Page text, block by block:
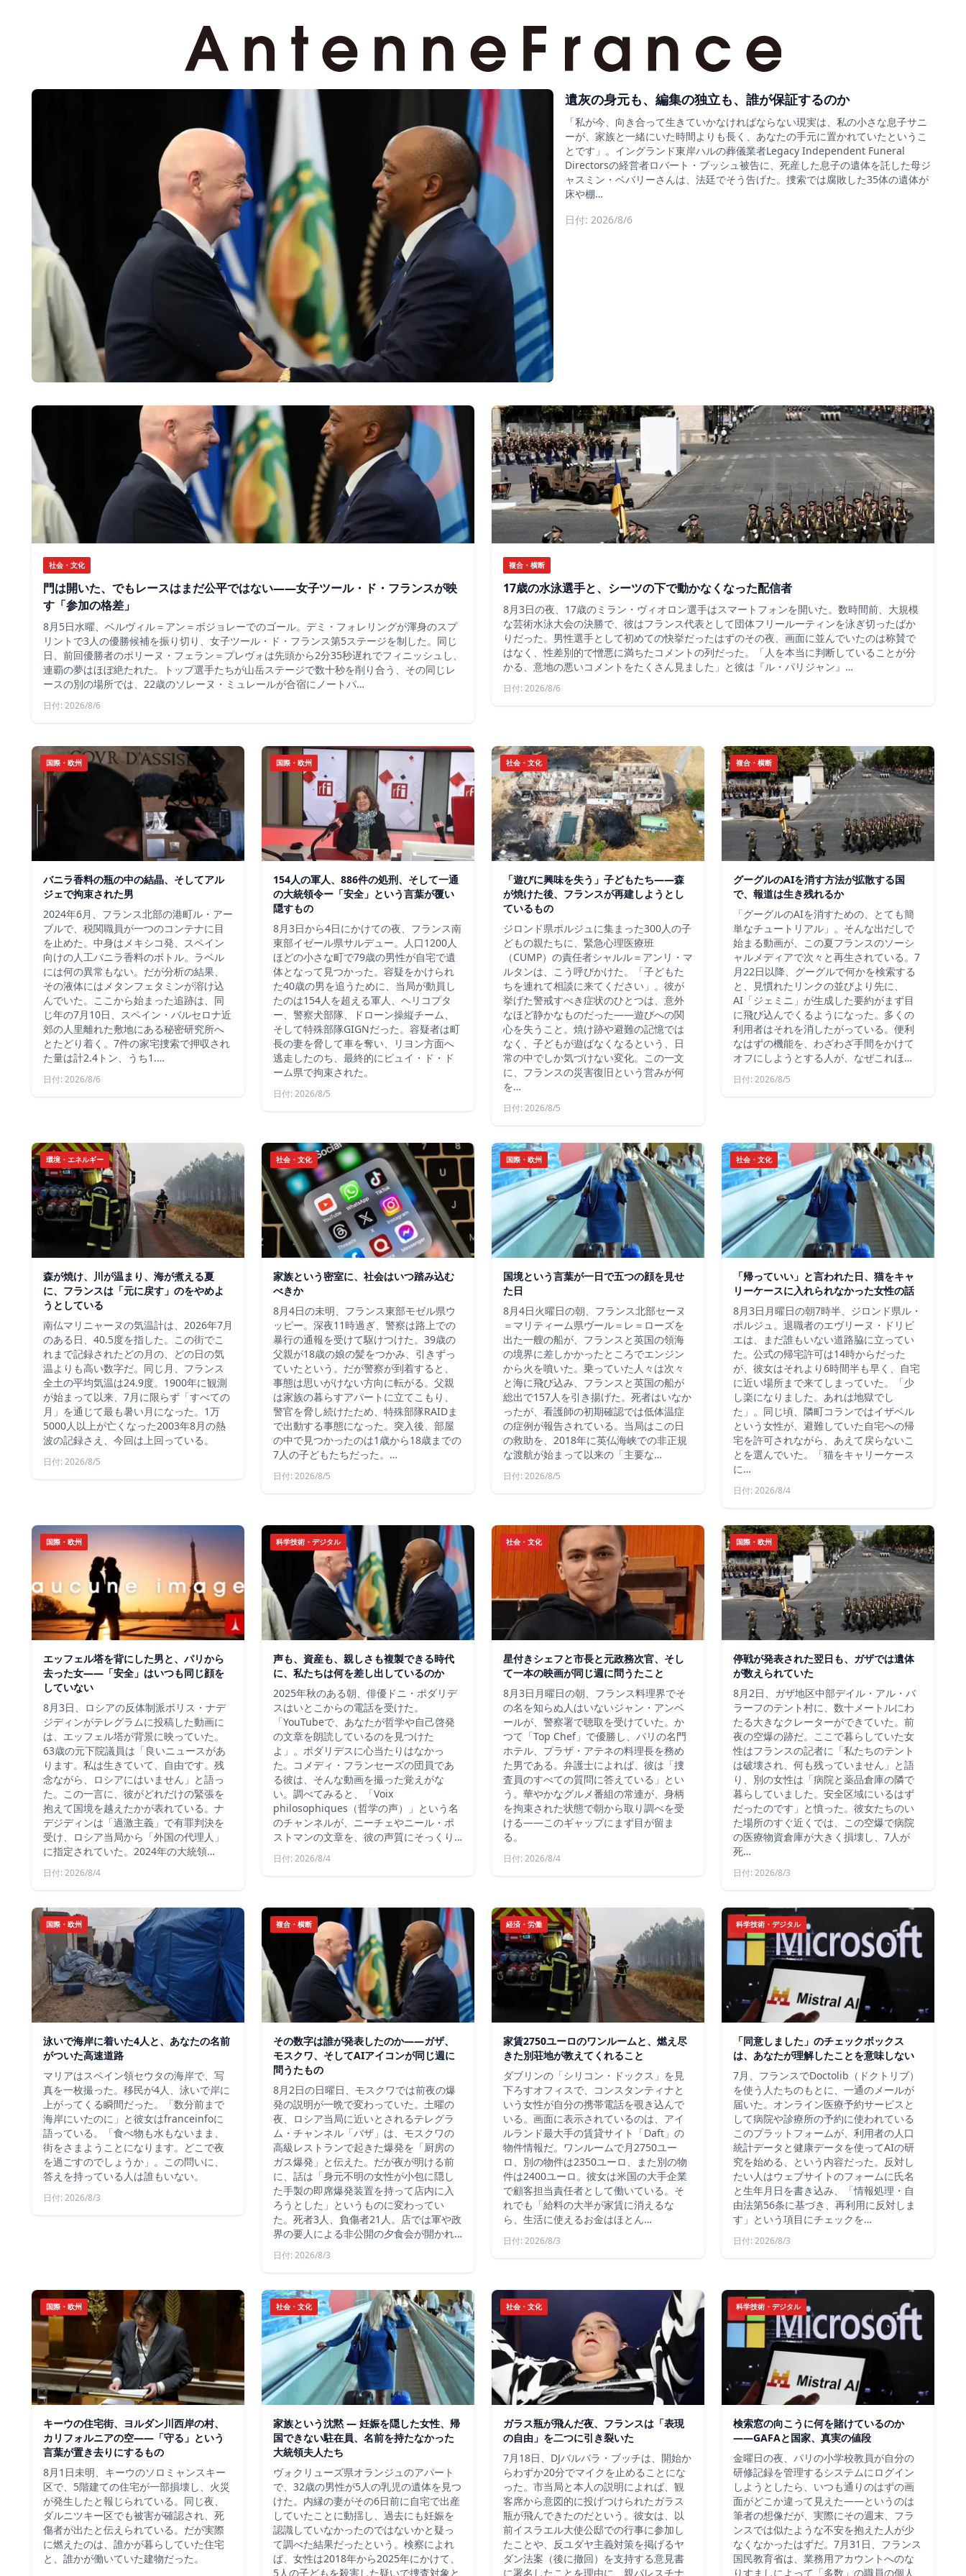
遺灰の身元も、編集の独立も、誰が保証するのか
「私が今、向き合って生きていかなければならない現実は、私の小さな息子サニ
ーが、家族と一緒にいた時間よりも長く、あなたの手元に置かれていたというこ
とです」。イングランド東岸ハルの葬儀業者Legacy Independent Funeral
Directorsの経営者ロバート・ブッシュ被告に、死産した息子の遺体を託した母ジ
ャスミン・ベバリーさんは、法廷でそう告げた。捜索では腐敗した35体の遺体が
床や棚…
日付: 2026/8/6
社会・文化
門は開いた、でもレースはまだ公平ではない――女子ツール・ド・フランスが映
す「参加の格差」
8月5日水曜、ベルヴィル＝アン＝ボジョレーでのゴール。デミ・フォレリングが渾身のスプ
リントで3人の優勝候補を振り切り、女子ツール・ド・フランス第5ステージを制した。同じ
日、前回優勝者のポリーヌ・フェラン＝プレヴォは先頭から2分35秒遅れでフィニッシュし、
連覇の夢はほぼ絶たれた。トップ選手たちが山岳ステージで数十秒を削り合う、その同じレ
ースの別の場所では、22歳のソレーヌ・ミュレールが合宿にノートパ…
日付: 2026/8/6
複合・横断
17歳の水泳選手と、シーツの下で動かなくなった配信者
8月3日の夜、17歳のミラン・ヴィオロン選手はスマートフォンを開いた。数時間前、大規模
な芸術水泳大会の決勝で、彼はフランス代表として団体フリールーティンを泳ぎ切ったばか
りだった。男性選手として初めての快挙だったはずのその夜、画面に並んでいたのは称賛で
はなく、性差別的で憎悪に満ちたコメントの列だった。「人を本当に判断していることが分
かる、意地の悪いコメントをたくさん見ました」と彼は『ル・パリジャン』…
日付: 2026/8/6
国際・欧州
バニラ香料の瓶の中の結晶、そしてアル
ジェで拘束された男
2024年6月、フランス北部の港町ル・アー
ブルで、税関職員が一つのコンテナに目
を止めた。中身はメキシコ発、スペイン
向けの人工バニラ香料のボトル。ラベル
には何の異常もない。だが分析の結果、
その液体にはメタンフェタミンが溶け込
んでいた。ここから始まった追跡は、同
じ年の7月10日、スペイン・バルセロナ近
郊の人里離れた敷地にある秘密研究所へ
とたどり着く。7件の家宅捜索で押収され
た量は計2.4トン、うち1.…
日付: 2026/8/6
国際・欧州
154人の軍人、886件の処刑、そして一通
の大統領令ー「安全」という言葉が覆い
隠すもの
8月3日から4日にかけての夜、フランス南
東部イゼール県サルデュー。人口1200人
ほどの小さな町で79歳の男性が自宅で遺
体となって見つかった。容疑をかけられ
た40歳の男を追うために、当局が動員し
たのは154人を超える軍人、ヘリコプタ
ー、警察犬部隊、ドローン操縦チーム、
そして特殊部隊GIGNだった。容疑者は町
長の妻を脅して車を奪い、リヨン方面へ
逃走したのち、最終的にピュイ・ド・ド
ーム県で拘束された。
日付: 2026/8/5
社会・文化
「遊びに興味を失う」子どもたち——森
が焼けた後、フランスが再建しようとし
ているもの
ジロンド県ポルジュに集まった300人の子
どもの親たちに、緊急心理医療班
（CUMP）の責任者シャルル＝アンリ・マ
ルタンは、こう呼びかけた。「子どもた
ちを連れて相談に来てください」。彼が
挙げた警戒すべき症状のひとつは、意外
なほど静かなものだった――遊びへの関
心を失うこと。焼け跡や避難の記憶では
なく、子どもが遊ばなくなるという、日
常の中でしか気づけない変化。この一文
に、フランスの災害復旧という営みが何
を…
日付: 2026/8/5
複合・横断
グーグルのAIを消す方法が拡散する国
で、報道は生き残れるか
「グーグルのAIを消すための、とても簡
単なチュートリアル」。そんな出だしで
始まる動画が、この夏フランスのソーシ
ャルメディアで次々と再生されている。7
月22日以降、グーグルで何かを検索する
と、見慣れたリンクの並びより先に、
AI「ジェミニ」が生成した要約がまず目
に飛び込んでくるようになった。多くの
利用者はそれを消したがっている。便利
なはずの機能を、わざわざ手間をかけて
オフにしようとする人が、なぜこれほ…
日付: 2026/8/5
環境・エネルギー
森が焼け、川が温まり、海が煮える夏
に、フランスは「元に戻す」のをやめよ
うとしている
南仏マリニャーヌの気温計は、2026年7月
のある日、40.5度を指した。この街でこ
れまで記録されたどの月の、どの日の気
温よりも高い数字だ。同じ月、フランス
全土の平均気温は24.9度。1900年に観測
が始まって以来、7月に限らず「すべての
月」を通じて最も暑い月になった。1万
5000人以上が亡くなった2003年8月の熱
波の記録さえ、今回は上回っている。
日付: 2026/8/5
社会・文化
家族という密室に、社会はいつ踏み込む
べきか
8月4日の未明、フランス東部モゼル県ウ
ッピー。深夜11時過ぎ、警察は路上での
暴行の通報を受けて駆けつけた。39歳の
父親が18歳の娘の髪をつかみ、引きずっ
ていたという。だが警察が到着すると、
事態は思いがけない方向に転がる。父親
は家族の暮らすアパートに立てこもり、
警官を脅し続けたため、特殊部隊RAIDま
で出動する事態になった。突入後、部屋
の中で見つかったのは1歳から18歳までの
7人の子どもたちだった。…
日付: 2026/8/5
国際・欧州
国境という言葉が一日で五つの顔を見せ
た日
8月4日火曜日の朝、フランス北部セーヌ
＝マリティーム県ヴール＝レ＝ローズを
出た一艘の船が、フランスと英国の領海
の境界に差しかかったところでエンジン
から火を噴いた。乗っていた人々は次々
と海に飛び込み、フランスと英国の船が
総出で157人を引き揚げた。死者はいなか
ったが、看護師の初期確認では低体温症
の症例が報告されている。当局はこの日
の救助を、2018年に英仏海峡での非正規
な渡航が始まって以来の「主要な…
日付: 2026/8/5
社会・文化
「帰っていい」と言われた日、猫をキャ
リーケースに入れられなかった女性の話
8月3日月曜日の朝7時半、ジロンド県ル・
ポルジュ。退職者のエヴリーヌ・ドリビ
エは、まだ誰もいない道路脇に立ってい
た。公式の帰宅許可は14時からだった
が、彼女はそれより6時間半も早く、自宅
に近い場所まで来てしまっていた。「少
し楽になりました。あれは地獄でし
た」。同じ頃、隣町コランではイザベル
という女性が、避難していた自宅への帰
宅を許可されながら、あえて戻らないこ
とを選んでいた。「猫をキャリーケース
に…
日付: 2026/8/4
国際・欧州
エッフェル塔を背にした男と、パリから
去った女——「安全」はいつも同じ顔を
していない
8月3日、ロシアの反体制派ボリス・ナデ
ジディンがテレグラムに投稿した動画に
は、エッフェル塔が背景に映っていた。
63歳の元下院議員は「良いニュースがあ
ります。私は生きていて、自由です。残
念ながら、ロシアにはいません」と語っ
た。この一言に、彼がどれだけの緊張を
抱えて国境を越えたかが表れている。ナ
デジディンは「過激主義」で有罪判決を
受け、ロシア当局から「外国の代理人」
に指定されていた。2024年の大統領…
日付: 2026/8/4
科学技術・デジタル
声も、資産も、親しさも複製できる時代
に、私たちは何を差し出しているのか
2025年秋のある朝、俳優ドニ・ポダリデ
スはいとこからの電話を受けた。
「YouTubeで、あなたが哲学や自己啓発
の文章を朗読しているのを見つけた
よ」。ポダリデスに心当たりはなかっ
た。コメディ・フランセーズの団員であ
る彼は、そんな動画を撮った覚えがな
い。調べてみると、「Voix
philosophiques（哲学の声）」という名
のチャンネルが、ニーチェやニール・ポ
ストマンの文章を、彼の声質にそっくり…
日付: 2026/8/4
社会・文化
星付きシェフと市長と元政務次官、そし
て一本の映画が同じ週に問うたこと
8月3日月曜日の朝、フランス料理界でそ
の名を知らぬ人はいないジャン・アンベ
ールが、警察署で聴取を受けていた。か
つて「Top Chef」で優勝し、パリの名門
ホテル、プラザ・アテネの料理長を務め
た男である。弁護士によれば、彼は「捜
査員のすべての質問に答えている」とい
う。華やかなグルメ番組の常連が、身柄
を拘束された状態で朝から取り調べを受
ける――このギャップにまず目が留ま
る。
日付: 2026/8/4
国際・欧州
停戦が発表された翌日も、ガザでは遺体
が数えられていた
8月2日、ガザ地区中部デイル・アル・バ
ラーフのテント村に、数十メートルにわ
たる大きなクレーターができていた。前
夜の空爆の跡だ。ここで暮らしていた女
性はフランスの記者に「私たちのテント
は破壊され、何も残っていません」と語
り、別の女性は「病院と薬品倉庫の隣で
暮らしていました。安全区域にいるはず
だったのです」と憤った。彼女たちのい
た場所のすぐ近くでは、この空爆で病院
の医療物資倉庫が大きく損壊し、7人が
死…
日付: 2026/8/3
国際・欧州
泳いで海岸に着いた4人と、あなたの名前
がついた高速道路
マリアはスペイン領セウタの海岸で、写
真を一枚撮った。移民が4人、泳いで岸に
上がってくる瞬間だった。「数分前まで
海岸にいたのに」と彼女はfranceinfoに
語っている。「食べ物も水もないまま、
街をさまようことになります。どこで夜
を過ごすのでしょうか」。この問いに、
答えを持っている人は誰もいない。
日付: 2026/8/3
複合・横断
その数字は誰が発表したのか——ガザ、
モスクワ、そしてAIアイコンが同じ週に
問うたもの
8月2日の日曜日、モスクワでは前夜の爆
発の説明が一晩で変わっていた。土曜の
夜、ロシア当局に近いとされるテレグラ
ム・チャンネル「バザ」は、モスクワの
高級レストランで起きた爆発を「厨房の
ガス爆発」と伝えた。だが夜が明ける前
に、話は「身元不明の女性が小包に隠し
た手製の即席爆発装置を持って店内に入
ろうとした」というものに変わってい
た。死者3人、負傷者21人。店では軍や政
界の要人による非公開の夕食会が開かれ…
日付: 2026/8/3
経済・労働
家賃2750ユーロのワンルームと、燃え尽
きた別荘地が教えてくれること
ダブリンの「シリコン・ドックス」を見
下ろすオフィスで、コンスタンティナと
いう女性が自分の携帯電話を覗き込んで
いる。画面に表示されているのは、アイ
ルランド最大手の賃貸サイト「Daft」の
物件情報だ。ワンルームで月2750ユー
ロ、別の物件は2350ユーロ、また別の物
件は2400ユーロ。彼女は米国の大手企業
で顧客担当責任者として働いている。そ
れでも「給料の大半が家賃に消えるな
ら、生活に使えるお金はほとん…
日付: 2026/8/3
科学技術・デジタル
「同意しました」のチェックボックス
は、あなたが理解したことを意味しない
7月、フランスでDoctolib（ドクトリブ）
を使う人たちのもとに、一通のメールが
届いた。オンライン医療予約サービスと
して病院や診療所の予約に使われている
このプラットフォームが、利用者の人口
統計データと健康データを使ってAIの研
究を始める、という内容だった。反対し
たい人はウェブサイトのフォームに氏名
と生年月日を書き込み、「情報処理・自
由法第56条に基づき、再利用に反対しま
す」という項目にチェックを…
日付: 2026/8/3
国際・欧州
キーウの住宅街、ヨルダン川西岸の村、
カリフォルニアの空——「守る」という
言葉が置き去りにするもの
8月1日未明、キーウのソロミャンスキー
区で、5階建ての住宅が一部損壊し、火災
が発生したと報じられている。同じ夜、
ダルニツキー区でも被害が確認され、死
傷者が出たと伝えられている。だが実際
に燃えたのは、誰かが暮らしていた住宅
と、誰かが働いていた建物だった。
社会・文化
家族という沈黙 ― 妊娠を隠した女性、帰
国できない駐在員、名前を持たなかった
大統領夫人たち
ヴォクリューズ県オランジュのアパート
で、32歳の男性が5人の乳児の遺体を見つ
けた。内縁の妻がその6日前に自宅で出産
していたことに動揺し、過去にも妊娠を
認識していなかったのではないかと疑っ
て調べた結果だったという。検察によれ
ば、女性は2018年から2025年にかけて、
5人の子どもを殺害した疑いで捜査対象と
社会・文化
ガラス瓶が飛んだ夜、フランスは「表現
の自由」を二つに引き裂いた
7月18日、DJバルバラ・ブッチは、開始か
らわずか20分でマイクを止めることにな
った。市当局と本人の説明によれば、観
客席から意図的に投げつけられたガラス
瓶が飛んできたのだという。彼女は、以
前イスラエル大使公邸での行事に参加し
たことや、反ユダヤ主義対策を掲げるヤ
ダン法案（後に撤回）を支持する意見書
に署名したことを理由に、親パレスチナ
科学技術・デジタル
検索窓の向こうに何を賭けているのか
——GAFAと国家、真実の値段
金曜日の夜、パリの小学校教員が自分の
研修記録を管理するシステムにログイン
しようとしたら、いつも通りのはずの画
面がどこか違って見えた——というのは
筆者の想像だが、実際にその週末、フラ
ンスでは似たような不安を抱えた人が少
なくなかったはずだ。7月31日、フランス
国民教育省は、業務用アカウントへのな
りすましによって「多数」の職員の個人